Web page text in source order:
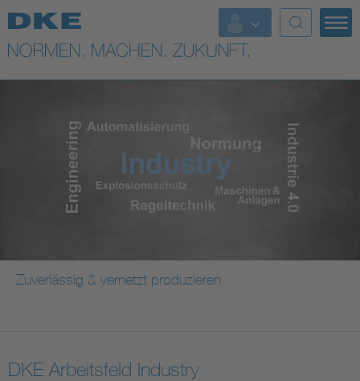
Top-Themen
VDE Fokusthemen
Digital Security
Energy
Health
Industry
Zuverlässig & vernetzt produzieren
DKE Arbeitsfeld Industry